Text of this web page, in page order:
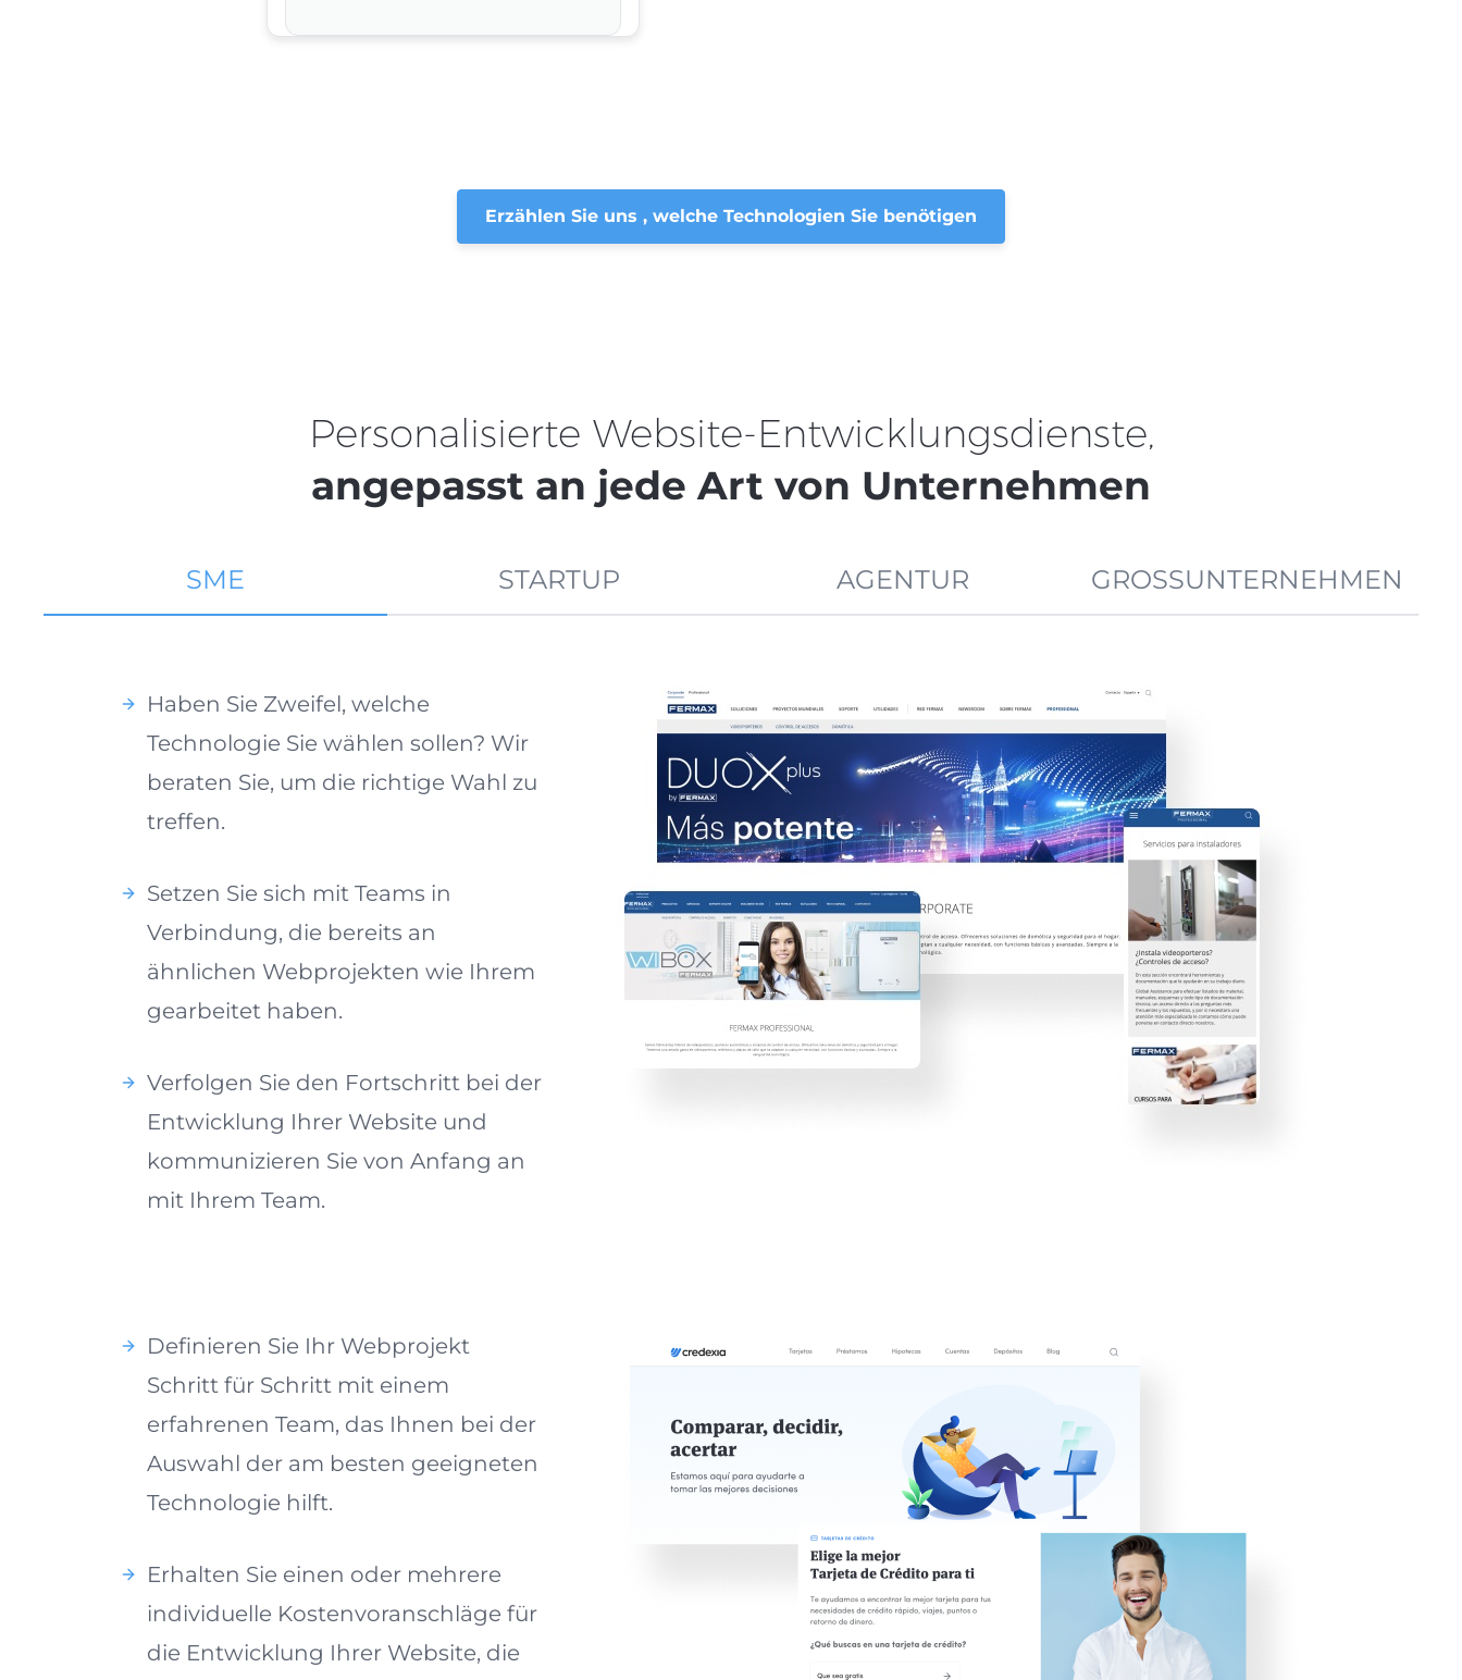
Erzählen Sie uns , welche Technologien Sie benötigen
Personalisierte Website-Entwicklungsdienste,
angepasst an jede Art von Unternehmen
SME STARTUP AGENTUR GROSSUNTERNEHMEN
Haben Sie Zweifel, welche
Technologie Sie wählen sollen? Wir
beraten Sie, um die richtige Wahl zu
treffen.
Setzen Sie sich mit Teams in
Verbindung, die bereits an
ähnlichen Webprojekten wie Ihrem
gearbeitet haben.
Verfolgen Sie den Fortschritt bei der
Entwicklung Ihrer Website und
kommunizieren Sie von Anfang an
mit Ihrem Team.
Definieren Sie Ihr Webprojekt
Schritt für Schritt mit einem
erfahrenen Team, das Ihnen bei der
Auswahl der am besten geeigneten
Technologie hilft.
Erhalten Sie einen oder mehrere
individuelle Kostenvoranschläge für
die Entwicklung Ihrer Website, die